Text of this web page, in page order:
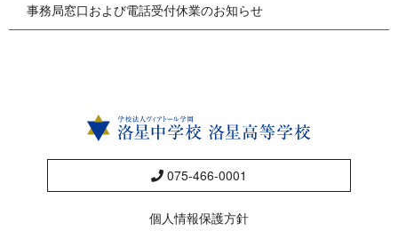
事務局窓口および電話受付休業のお知らせ
075-466-0001
個人情報保護方針